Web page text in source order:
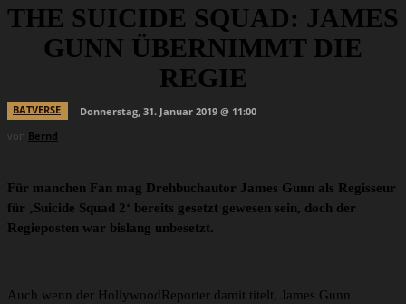
THE SUICIDE SQUAD: JAMES
GUNN ÜBERNIMMT DIE
REGIE
BATVERSE
Donnerstag, 31. Januar 2019 @ 11:00
von Bernd
Für manchen Fan mag Drehbuchautor James Gunn als Regisseur
für ‚Suicide Squad 2‘ bereits gesetzt gewesen sein, doch der
Regieposten war bislang unbesetzt.
Auch wenn der HollywoodReporter damit titelt, James Gunn